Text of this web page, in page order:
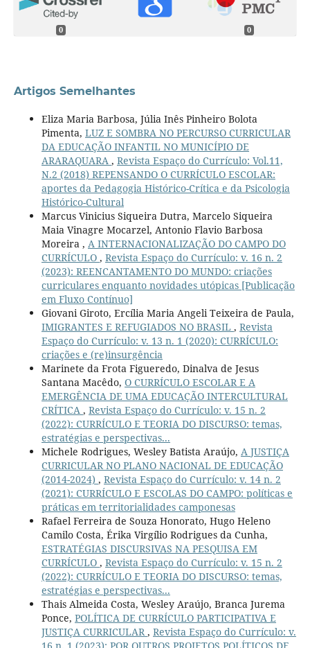
0 0
Artigos Semelhantes
Eliza Maria Barbosa, Júlia Inês Pinheiro Bolota
Pimenta, LUZ E SOMBRA NO PERCURSO CURRICULAR
DA EDUCAÇÃO INFANTIL NO MUNICÍPIO DE
ARARAQUARA , Revista Espaço do Currículo: Vol.11,
N.2 (2018) REPENSANDO O CURRÍCULO ESCOLAR:
aportes da Pedagogia Histórico-Crítica e da Psicologia
Histórico-Cultural
Marcus Vinicius Siqueira Dutra, Marcelo Siqueira
Maia Vinagre Mocarzel, Antonio Flavio Barbosa
Moreira , A INTERNACIONALIZAÇÃO DO CAMPO DO
CURRÍCULO , Revista Espaço do Currículo: v. 16 n. 2
(2023): REENCANTAMENTO DO MUNDO: criações
curriculares enquanto novidades utópicas [Publicação
em Fluxo Contínuo]
Giovani Giroto, Ercília Maria Angeli Teixeira de Paula,
IMIGRANTES E REFUGIADOS NO BRASIL , Revista
Espaço do Currículo: v. 13 n. 1 (2020): CURRÍCULO:
criações e (re)insurgência
Marinete da Frota Figueredo, Dinalva de Jesus
Santana Macêdo, O CURRÍCULO ESCOLAR E A
EMERGÊNCIA DE UMA EDUCAÇÃO INTERCULTURAL
CRÍTICA , Revista Espaço do Currículo: v. 15 n. 2
(2022): CURRÍCULO E TEORIA DO DISCURSO: temas,
estratégias e perspectivas...
Michele Rodrigues, Wesley Batista Araújo, A JUSTIÇA
CURRICULAR NO PLANO NACIONAL DE EDUCAÇÃO
(2014-2024) , Revista Espaço do Currículo: v. 14 n. 2
(2021): CURRÍCULO E ESCOLAS DO CAMPO: políticas e
práticas em territorialidades camponesas
Rafael Ferreira de Souza Honorato, Hugo Heleno
Camilo Costa, Érika Virgílio Rodrigues da Cunha,
ESTRATÉGIAS DISCURSIVAS NA PESQUISA EM
CURRÍCULO , Revista Espaço do Currículo: v. 15 n. 2
(2022): CURRÍCULO E TEORIA DO DISCURSO: temas,
estratégias e perspectivas...
Thais Almeida Costa, Wesley Araújo, Branca Jurema
Ponce, POLÍTICA DE CURRÍCULO PARTICIPATIVA E
JUSTIÇA CURRICULAR, Revista Espaço do Currículo: v.